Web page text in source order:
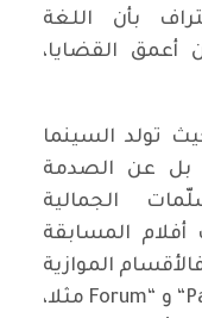
بأن اللغة
أعمق القضايا،
تولد السينما
بل عن الصدمة
الجمالية
أفلام المسابقة
الموازية
هي روحه الحقيقي. ففي Panorama“ و “Forum مثلا،